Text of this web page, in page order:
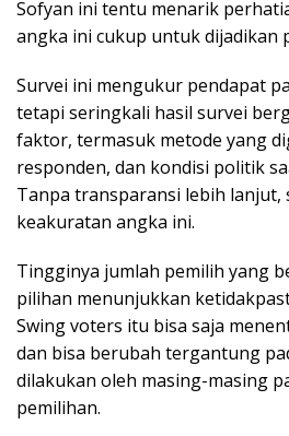
Sofyan ini tentu menarik
angka ini cukup untuk dijadikan
Survei ini mengukur pendapat
tetapi seringkali hasil survei
faktor, termasuk metode yang
responden, dan kondisi politik
Tanpa transparansi lebih lanjut,
keakuratan angka ini.
Tingginya jumlah pemilih yang
pilihan menunjukkan
Swing voters itu bisa saja
dan bisa berubah tergantung
dilakukan oleh masing-masing
pemilihan.